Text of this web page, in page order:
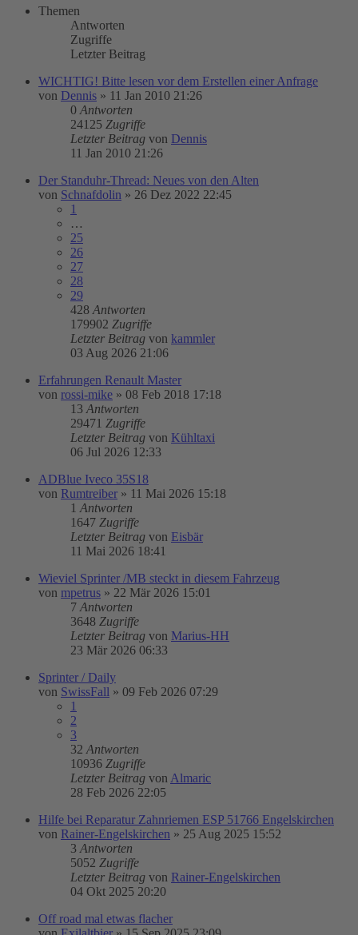
Themen
Antworten
Zugriffe
Letzter Beitrag
WICHTIG! Bitte lesen vor dem Erstellen einer Anfrage
von Dennis » 11 Jan 2010 21:26
0 Antworten
24125 Zugriffe
Letzter Beitrag von Dennis
11 Jan 2010 21:26
Der Standuhr-Thread: Neues von den Alten
von Schnafdolin » 26 Dez 2022 22:45
1
…
25
26
27
28
29
428 Antworten
179902 Zugriffe
Letzter Beitrag von kammler
03 Aug 2026 21:06
Erfahrungen Renault Master
von rossi-mike » 08 Feb 2018 17:18
13 Antworten
29471 Zugriffe
Letzter Beitrag von Kühltaxi
06 Jul 2026 12:33
ADBlue Iveco 35S18
von Rumtreiber » 11 Mai 2026 15:18
1 Antworten
1647 Zugriffe
Letzter Beitrag von Eisbär
11 Mai 2026 18:41
Wieviel Sprinter /MB steckt in diesem Fahrzeug
von mpetrus » 22 Mär 2026 15:01
7 Antworten
3648 Zugriffe
Letzter Beitrag von Marius-HH
23 Mär 2026 06:33
Sprinter / Daily
von SwissFall » 09 Feb 2026 07:29
1
2
3
32 Antworten
10936 Zugriffe
Letzter Beitrag von Almaric
28 Feb 2026 22:05
Hilfe bei Reparatur Zahnriemen ESP 51766 Engelskirchen
von Rainer-Engelskirchen » 25 Aug 2025 15:52
3 Antworten
5052 Zugriffe
Letzter Beitrag von Rainer-Engelskirchen
04 Okt 2025 20:20
Off road mal etwas flacher